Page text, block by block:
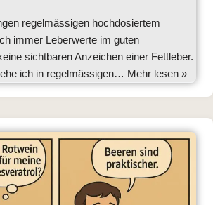
regelmässigen hochdosiertem
immer Leberwerte im guten
sichtbaren Anzeichen einer Fettleber.
ich in regelmässigen… Mehr lesen »